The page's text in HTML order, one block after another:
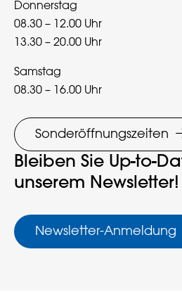
Donnerstag
08.30 – 12.00 Uhr
13.30 – 20.00 Uhr
Samstag
08.30 – 16.00 Uhr
Sonderöffnungszeiten
Bleiben Sie Up-to-
unserem Newsletter!
Newsletter-Anmeldung